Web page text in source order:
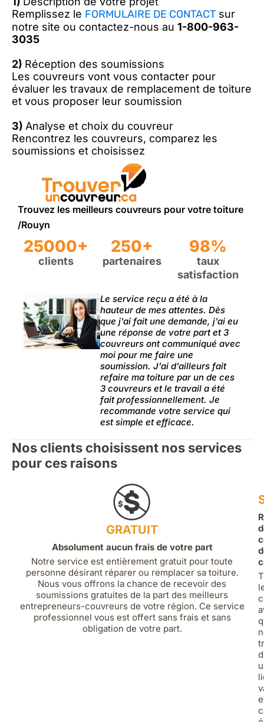
Remplissez le FORMULAIRE DE CONTACT sur
notre site ou contactez-nous au 1-800-963-
3035
2) Réception des soumissions
Les couvreurs vont vous contacter pour
évaluer les travaux de remplacement de toiture
et vous proposer leur soumission
3) Analyse et choix du couvreur
Rencontrez les couvreurs, comparez les
soumissions et choisissez
Trouvez les meilleurs couvreurs pour votre toiture
/Rouyn
25000+
clients
250+
partenaires
98%
taux
satisfaction
Le service reçu a été à la
hauteur de mes attentes. Dès
que j’ai fait une demande, j’ai eu
une réponse de votre part et 3
couvreurs ont communiqué avec
moi pour me faire une
soumission. J’ai d’ailleurs fait
refaire ma toiture par un de ces
3 couvreurs et le travail a été
fait professionnellement. Je
recommande votre service qui
est simple et efficace.
Nos clients choisissent nos services
pour ces raisons
GRATUIT
Absolument aucun frais de votre part
Notre service est entièrement gratuit pour toute
personne désirant réparer ou remplacer sa toiture.
Nous vous offrons la chance de recevoir des
soumissions gratuites de la part des meilleurs
entrepreneurs-couvreurs de votre région. Ce service
professionnel vous est offert sans frais et sans
obligation de votre part.